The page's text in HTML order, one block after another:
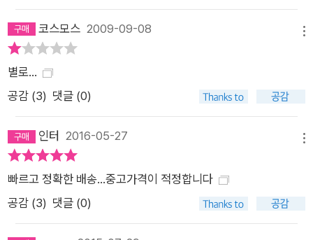
코스모스 2009-09-08
별로...
공감 (3) 댓글 (0)
인터 2016-05-27
빠르고 정확한 배송...중고가격이 적정합니다
공감 (3) 댓글 (0)